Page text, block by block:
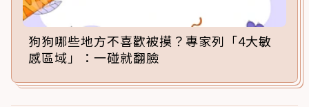
狗狗哪些地方不喜歡被摸？專家列「4大敏
感區域」：一碰就翻臉